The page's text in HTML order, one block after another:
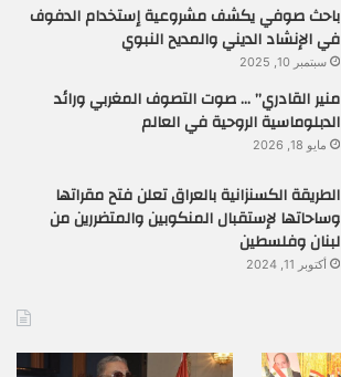
باحث صوفي يكشف مشروعية إستخدام الدفوف
في الإنشاد الديني والمديح النبوي
سبتمبر 10, 2025
منير القادري” … صوت التصوف المغربي ورائد
الدبلوماسية الروحية في العالم
مايو 18, 2026
الطريقة الكسنزانية بالعراق تعلن فتح مقراتها
وساحاتها لإستقبال المنكوبين والمتضررين من
لبنان وفلسطين
أكتوبر 11, 2024